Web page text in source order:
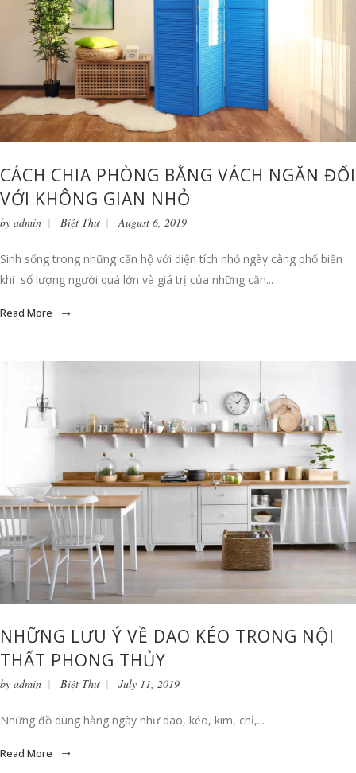
CÁCH CHIA PHÒNG BẰNG VÁCH NGĂN ĐỐI
VỚI KHÔNG GIAN NHỎ
by admin Biệt Thự August 6, 2019
Sinh sống trong những căn hộ với diện tích nhỏ ngày càng phổ biến
khi số lượng người quá lớn và giá trị của những căn...
Read More
NHỮNG LƯU Ý VỀ DAO KÉO TRONG NỘI
THẤT PHONG THỦY
by admin Biệt Thự July 11, 2019
Những đồ dùng hằng ngày như dao, kéo, kim, chỉ,...
Read More